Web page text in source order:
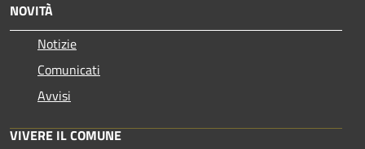
NOVITÀ
Notizie
Comunicati
Avvisi
VIVERE IL COMUNE